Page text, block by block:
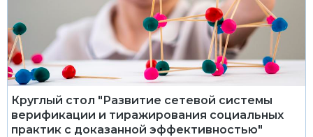
Круглый стол "Развитие сетевой системы
верификации и тиражирования социальных
практик с доказанной эффективностью"